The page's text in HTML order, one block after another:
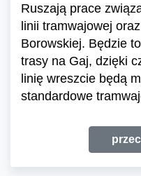
Ruszają prace
linii tramwajowej
Borowskiej. Będzie
trasy na Gaj, dzięki
linię wreszcie będą
standardowe